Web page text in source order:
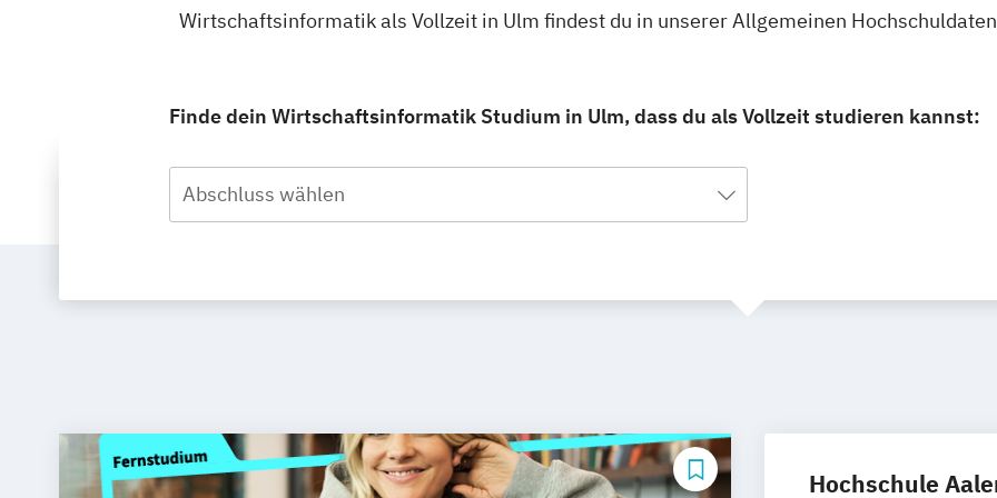
Wirtschaftsinformatik als Vollzeit in Ulm findest du in unserer Allgemeinen
Finde dein Wirtschaftsinformatik Studium in Ulm, dass du als Vollzeit studieren kannst:
Abschluss wählen
Hochschule